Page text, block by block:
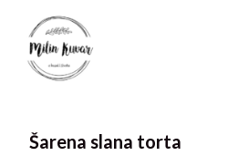
sadržaj
Šarena slana torta